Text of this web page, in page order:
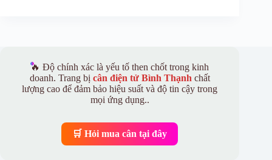
🔥 Độ chính xác là yếu tố then chốt trong kinh
doanh. Trang bị cân điện tử Bình Thạnh chất
lượng cao để đảm bảo hiệu suất và độ tin cậy trong
mọi ứng dụng..
🛒 Hỏi mua cân tại đây